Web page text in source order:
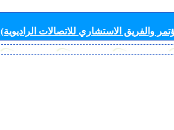
والفريق الاستشاري للاتصالات الراديوية)